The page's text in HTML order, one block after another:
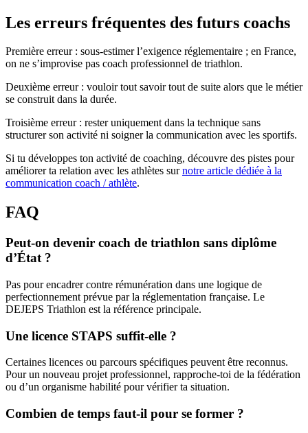
Les erreurs fréquentes des futurs coachs
Première erreur : sous-estimer l’exigence réglementaire ; en France,
on ne s’improvise pas coach professionnel de triathlon.
Deuxième erreur : vouloir tout savoir tout de suite alors que le métier
se construit dans la durée.
Troisième erreur : rester uniquement dans la technique sans
structurer son activité ni soigner la communication avec les sportifs.
Si tu développes ton activité de coaching, découvre des pistes pour
améliorer ta relation avec les athlètes surnotre article dédiée à la
communication coach / athlète.
FAQ
Peut-on devenir coach de triathlon sans diplôme
d’État ?
Pas pour encadrer contre rémunération dans une logique de
perfectionnement prévue par la réglementation française. Le
DEJEPS Triathlon est la référence principale.
Une licence STAPS suffit-elle ?
Certaines licences ou parcours spécifiques peuvent être reconnus.
Pour un nouveau projet professionnel, rapproche-toi de la fédération
ou d’un organisme habilité pour vérifier ta situation.
Combien de temps faut-il pour se former ?